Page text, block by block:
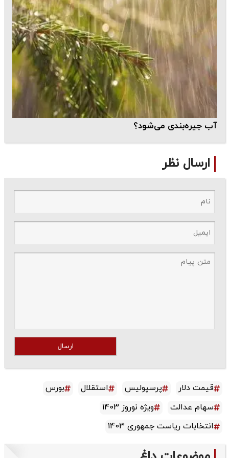
آب جیره‌بندی می‌شود؟
ارسال نظر
ارسال
قیمت دلار پرسپولیس استقلال
بورس
سهام عدالت
ویژه نوروز 1403
انتخابات ریاست جمهوری 1403